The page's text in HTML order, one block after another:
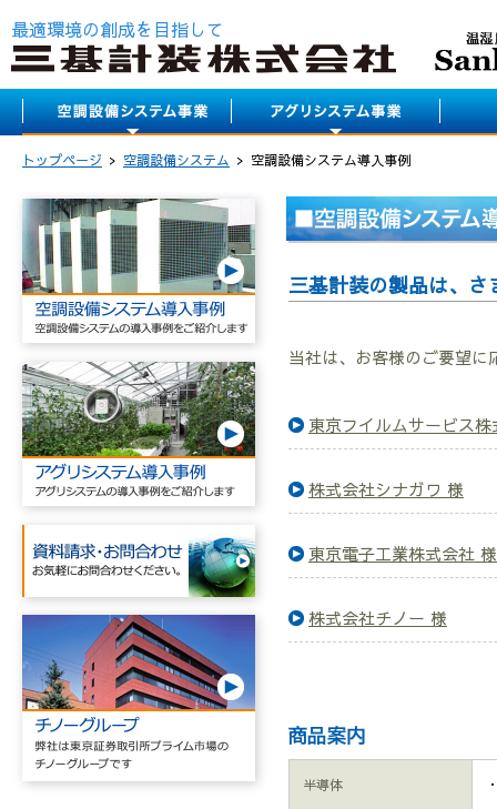
最適環境の創成を目指して
トップページ 空調設備システム 空調設備システム導入事例
三基計装の製品は、
当社は、お客様のご要望
東京フイルムサービス
株式会社シナガワ 様
東京電子工業株式会社 様
株式会社チノー 様
半導体